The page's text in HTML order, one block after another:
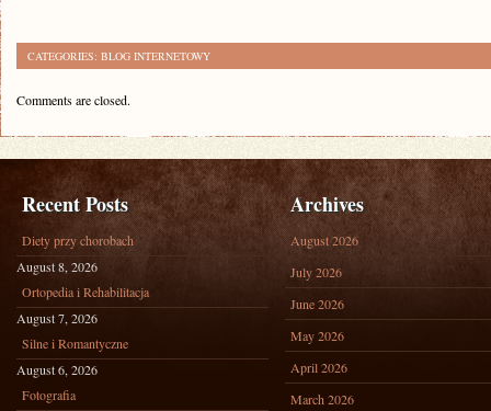
CATEGORIES: BLOG INTERNETOWY
Comments are closed.
Recent Posts
Diety przy chorobach
August 8, 2026
Ortopedia i Rehabilitacja
August 7, 2026
Silne i Romantyczne
August 6, 2026
Fotografia
Archives
August 2026
July 2026
June 2026
May 2026
April 2026
March 2026